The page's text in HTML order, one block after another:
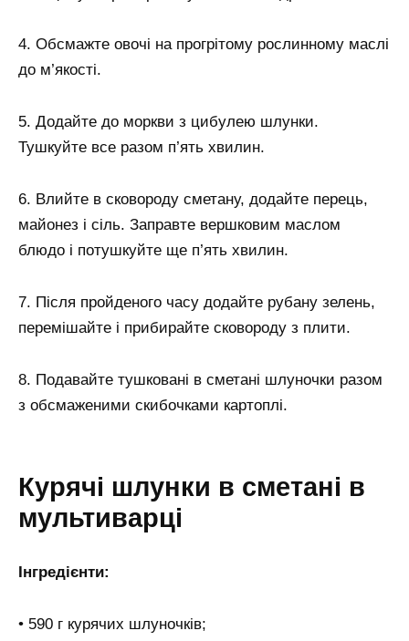
4. Обсмажте овочі на прогрітому рослинному маслі
до м’якості.
5. Додайте до моркви з цибулею шлунки.
Тушкуйте все разом п’ять хвилин.
6. Влийте в сковороду сметану, додайте перець,
майонез і сіль. Заправте вершковим маслом
блюдо і потушкуйте ще п’ять хвилин.
7. Після пройденого часу додайте рубану зелень,
перемішайте і прибирайте сковороду з плити.
8. Подавайте тушковані в сметані шлуночки разом
з обсмаженими скибочками картоплі.
Курячі шлунки в сметані в
мультиварці
Інгредієнти:
• 590 г курячих шлуночків;